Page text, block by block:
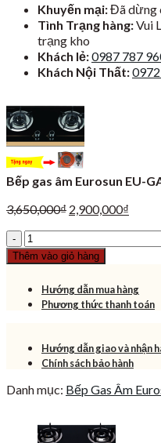
Khuyến mại:Đã dừng
Tình Trạng hàng:Vui
trạng kho
Khách lẻ:0987 787
Khách Nội Thất:
Bếp gas âm Eurosun EU-
3,650,000₫ Giá
3,650,000₫.
2,900,000₫
Bếp
gas
âm
Eurosun
EU-
GA272
lượng
Thêm vào giỏ hàng
Hướng dẫn mua hàng
Phương thức thanh toán
Hướng dẫn giao và nhận
Chính sách bảo hành
Danh mục: Bếp Gas Âm